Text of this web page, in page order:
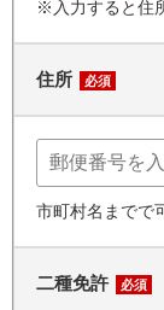
※入力すると住
住所 必須
市町村名までで
二種免許 必須